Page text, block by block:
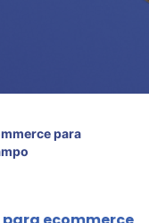
para